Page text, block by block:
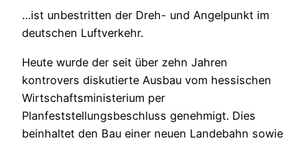
…ist unbestritten der Dreh- und Angelpunkt im
deutschen Luftverkehr.
Heute wurde der seit über zehn Jahren
kontrovers diskutierte Ausbau vom hessischen
Wirtschaftsministerium per
Planfeststellungsbeschluss genehmigt. Dies
beinhaltet den Bau einer neuen Landebahn sowie